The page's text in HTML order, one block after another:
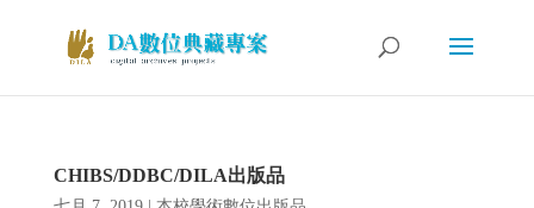
CHIBS/DDBC/DILA出版品